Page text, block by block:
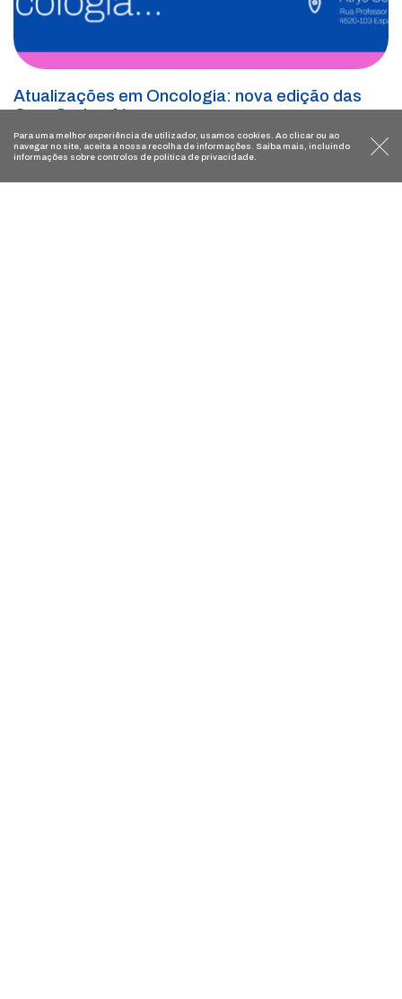
Atualizações em Oncologia: nova edição das
OncoSeries Atrys
Para uma melhor experiência de utilizador, usamos cookies . Ao clicar ou ao
navegar no site, aceita a nossa recolha de informações. Saiba mais, incluindo
informações sobre controlos de política de privacidade